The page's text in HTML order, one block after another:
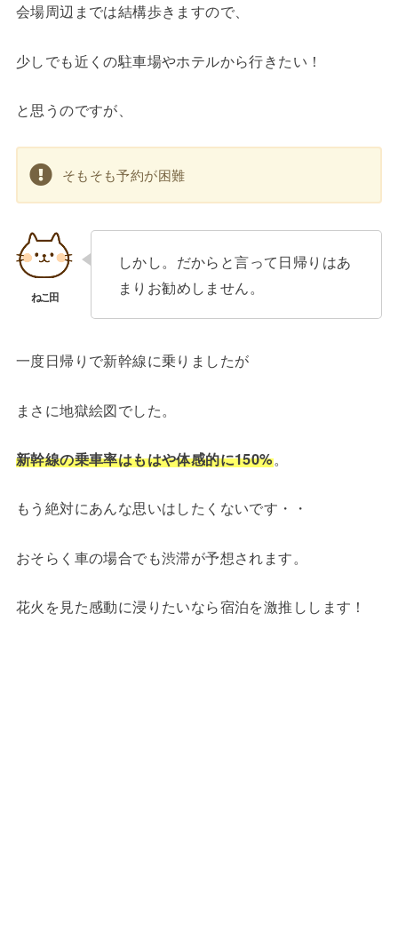
会場周辺までは結構歩きますので、
少しでも近くの駐車場やホテルから行きたい！
と思うのですが、
そもそも予約が困難
しかし。だからと言って日帰りはあ
まりお勧めしません。
一度日帰りで新幹線に乗りましたが
まさに地獄絵図でした。
新幹線の乗車率はもはや体感的に150%。
もう絶対にあんな思いはしたくないです・・
おそらく車の場合でも渋滞が予想されます。
花火を見た感動に浸りたいなら宿泊を激推しします！